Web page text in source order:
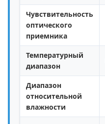
Чувствительность
оптического
приемника
Температурный
диапазон
Диапазон
относительной
влажности